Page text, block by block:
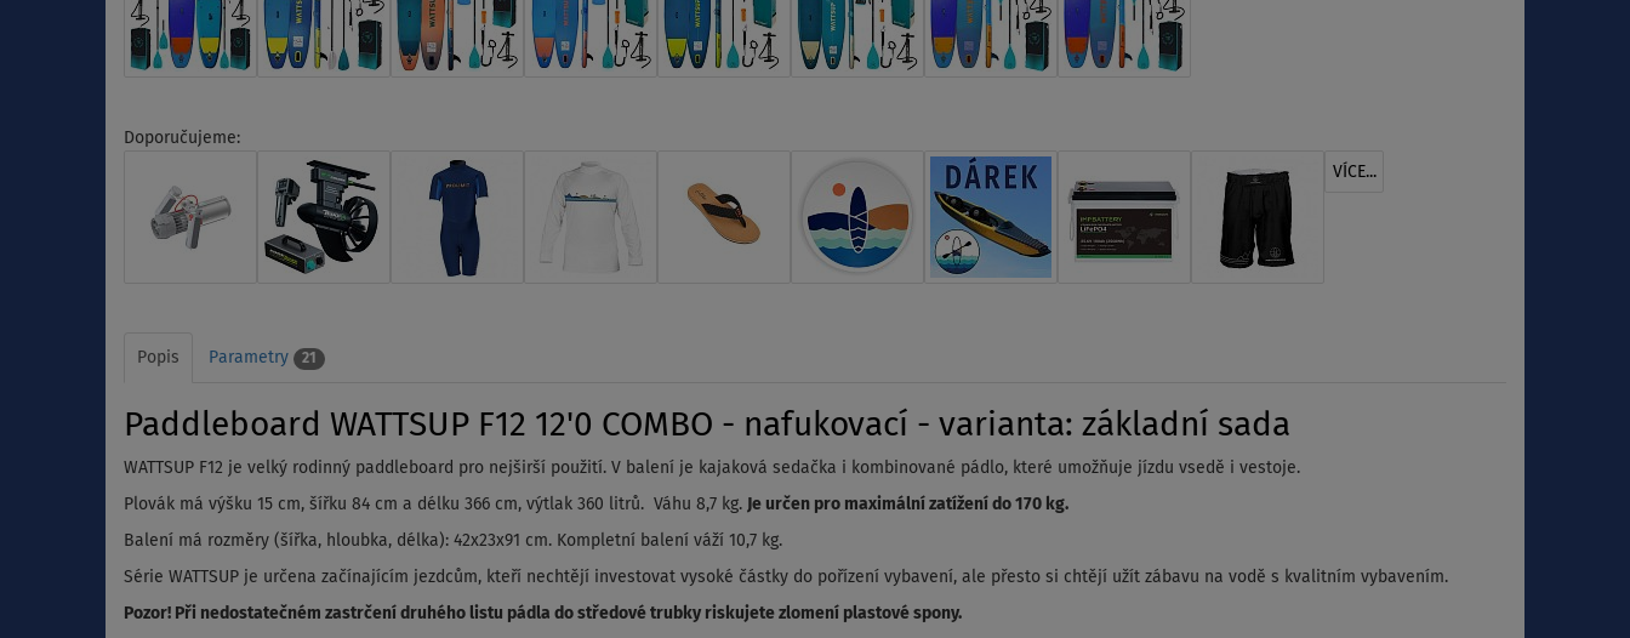
Doporučujeme:
VÍCE...
Popis Parametry 21
Paddleboard WATTSUP F12 12'0 COMBO - nafukovací - varianta: základní sada
WATTSUP F12 je velký rodinný paddleboard pro nejširší použití. V balení je kajaková sedačka i kombinované pádlo, které umožňuje jízdu vsedě i vestoje.
Plovák má výšku 15 cm, šířku 84 cm a délku 366 cm, výtlak 360 litrů. Váhu 8,7 kg. Je určen pro maximální zatížení do 170 kg.
Balení má rozměry (šířka, hloubka, délka): 42x23x91 cm. Kompletní balení váží 10,7 kg.
Série WATTSUP je určena začínajícím jezdcům, kteří nechtějí investovat vysoké částky do pořízení vybavení, ale přesto si chtějí užít zábavu na vodě s kvalitním vybavením.
Pozor! Při nedostatečném zastrčení druhého listu pádla do středové trubky riskujete zlomení plastové spony.